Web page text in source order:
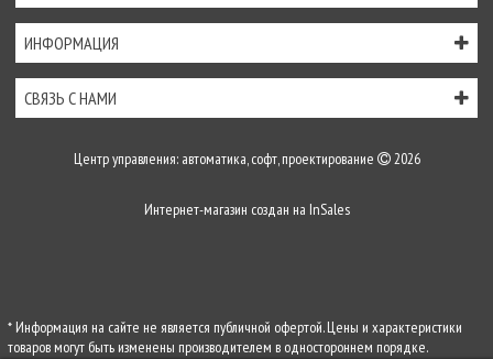
ИНФОРМАЦИЯ
СВЯЗЬ С НАМИ
Центр управления: автоматика, софт, проектирование 2026
Интернет-магазин создан на InSales
* Информация на сайте не является публичной офертой. Цены и характеристики
товаров могут быть изменены производителем в одностороннем порядке.